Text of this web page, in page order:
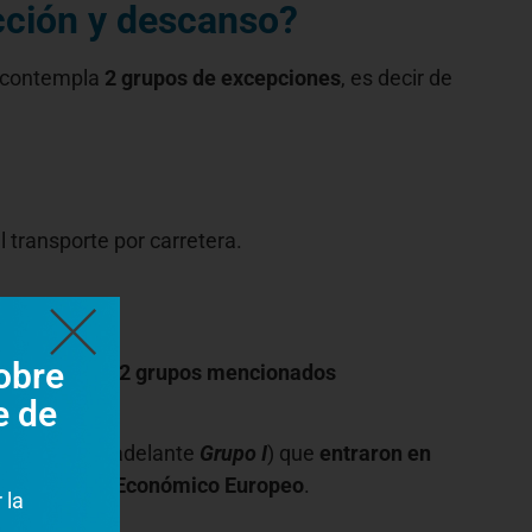
y descanso?
2 grupos de excepciones, es decir de
transporte por carretera.
de los 2 grupos mencionados
(en adelante Grupo I) que entraron en
Espacio Económico Europeo.
de
la